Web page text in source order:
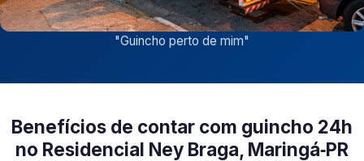
"Guincho perto de mim"
Benefícios de contar com guincho 24h
no Residencial Ney Braga, Maringá‑PR